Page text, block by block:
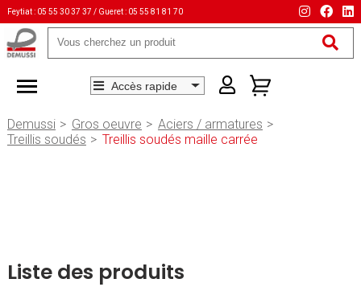
Feytiat : 05 55 30 37 37 / Gueret : 05 55 81 81 70
Mots-
clés
Demussi Gros oeuvre
Aciers / armatures
Treillis soudés
Treillis soudés maille carrée
Liste des produits